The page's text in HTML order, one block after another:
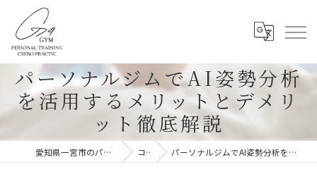
パーソナルジムでAI姿勢分析
を活用するメリットとデメリ
ット徹底解説
愛知県一宮市のパーソナルジムならG-4GYM コラム パーソナルジムでAI姿勢分析を活用するメリットとデメリット徹底解説